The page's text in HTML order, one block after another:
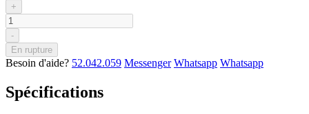
+
-
En rupture
Besoin d'aide? 52.042.059 Messenger Whatsapp Whatsapp
Spécifications